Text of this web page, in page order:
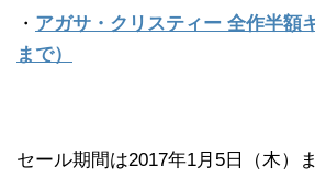
・ アガサ・クリスティー 全作半額
まで）
セール期間は2017年1月5日（木）